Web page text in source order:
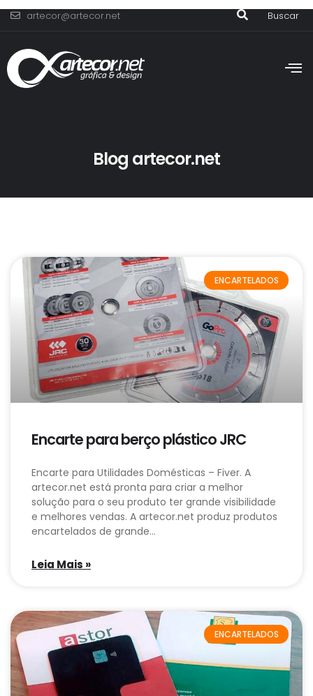
artecor@artecor.net Buscar
Blog artecor.net
ENCARTELADOS
Encarte para berço plástico JRC
Encarte para Utilidades Domésticas – Fiver. A
artecor.net está pronta para criar a melhor
solução para o seu produto ter grande visibilidade
e melhores vendas. A artecor.net produz produtos
encartelados de grande…
Leia Mais »
ENCARTELADOS